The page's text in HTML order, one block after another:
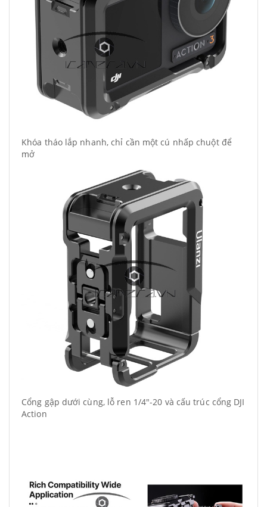
Khóa tháo lắp nhanh, chỉ cần một cú nhấp chuột để
mở
Cổng gập dưới cùng, lỗ ren 1/4"-20 và cấu trúc cổng DJI
Action